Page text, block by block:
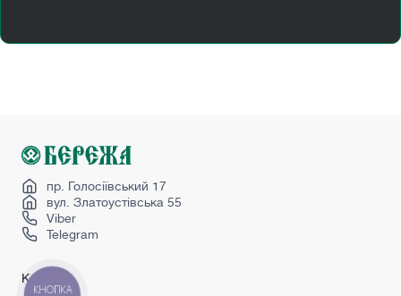
Купити вхідні двері з ковкою
Міжкімнатні двері україна
Hpl панель двері
пр. Голосіївський 17
вул. Златоустівська 55
Viber
Telegram
Каталог
КНОПКА